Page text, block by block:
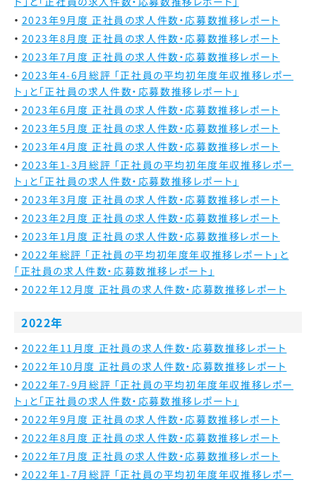
2023年9月度 正社員の求人件数・応募数推移レポート
2023年8月度 正社員の求人件数・応募数推移レポート
2023年7月度 正社員の求人件数・応募数推移レポート
2023年4-6月総評 「正社員の平均初年度年収推移レポー
ト」と「正社員の求人件数・応募数推移レポート」
2023年6月度 正社員の求人件数・応募数推移レポート
2023年5月度 正社員の求人件数・応募数推移レポート
2023年4月度 正社員の求人件数・応募数推移レポート
2023年1-3月総評 「正社員の平均初年度年収推移レポー
ト」と「正社員の求人件数・応募数推移レポート」
2023年3月度 正社員の求人件数・応募数推移レポート
2023年2月度 正社員の求人件数・応募数推移レポート
2023年1月度 正社員の求人件数・応募数推移レポート
2022年総評 「正社員の平均初年度年収推移レポート」と
「正社員の求人件数・応募数推移レポート」
2022年12月度 正社員の求人件数・応募数推移レポート
2022年
2022年11月度 正社員の求人件数・応募数推移レポート
2022年10月度 正社員の求人件数・応募数推移レポート
2022年7-9月総評 「正社員の平均初年度年収推移レポー
ト」と「正社員の求人件数・応募数推移レポート」
2022年9月度 正社員の求人件数・応募数推移レポート
2022年8月度 正社員の求人件数・応募数推移レポート
2022年7月度 正社員の求人件数・応募数推移レポート
2022年1-7月総評 「正社員の平均初年度年収推移レポー